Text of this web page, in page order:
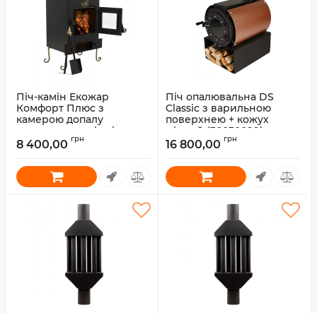
Піч-камін Екожар
Комфорт Плюс з
камерою допалу
вторинних газів зі
скляною дверкою (сталь
Артикул: 30010053
8 400,00 грн
Піч опалювальна DS
Classic з варильною
поверхнею + кожух
мідний (30030099)
Артикул: 30030099
16 800,00 грн